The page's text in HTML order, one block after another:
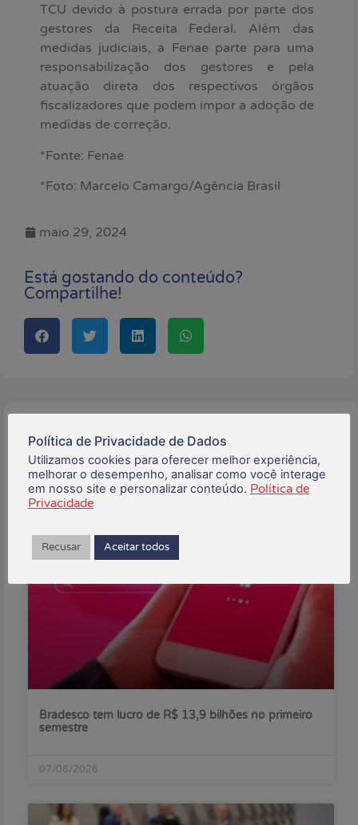
TCU devido à postura errada por parte dos
gestores da Receita Federal. Além das
medidas judiciais, a Fenae parte para uma
responsabilização dos gestores e pela
atuação direta dos respectivos órgãos
fiscalizadores que podem impor a adoção de
medidas de correção.
*Fonte: Fenae
*Foto: Marcelo Camargo/Agência Brasil
maio 29, 2024
Está gostando do conteúdo?
Compartilhe!
Buscar:
Posts Recentes:
Bradesco tem lucro de R$ 13,9 bilhões no primeiro
semestre
07/08/2026
Política de Privacidade de Dados
Utilizamos cookies para oferecer melhor experiência,
melhorar o desempenho, analisar como você interage
em nosso site e personalizar conteúdo. Política de
Privacidade
Recusar Aceitar todos